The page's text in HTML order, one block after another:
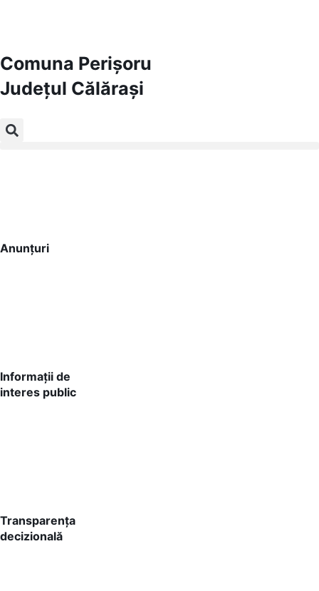
Comuna Perișoru
Județul Călărași
Anunțuri
Informații de
interes public
Transparența
decizională